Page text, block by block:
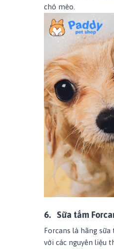
chó mèo.
6. Sữa tắm
Forcans là hãng
với các nguyên liệu